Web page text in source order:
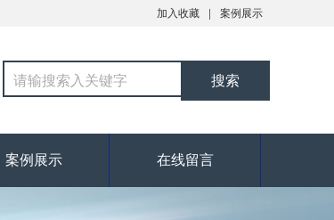
加入收藏 案例展示
案例展示 在线留言